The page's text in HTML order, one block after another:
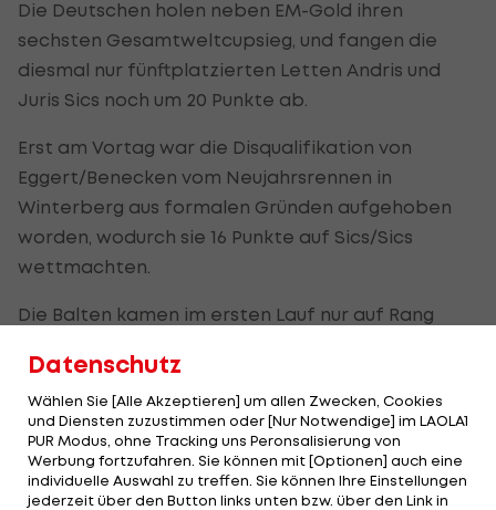
Die Deutschen holen neben EM-Gold ihren
sechsten Gesamtweltcupsieg, und fangen die
diesmal nur fünftplatzierten Letten Andris und
Juris Sics noch um 20 Punkte ab.
Erst am Vortag war die Disqualifikation von
Eggert/Benecken vom Neujahrsrennen in
Winterberg aus formalen Gründen aufgehoben
worden, wodurch sie 16 Punkte auf Sics/Sics
wettmachten.
Die Balten kamen im ersten Lauf nur auf Rang
Plätze war zu wenig, da Eggert/Benecken ihre
Halbzeitführung hielten. Sie siegten 0,113 vor ihren
Landsleuten Tobias Wendl/Tobias Arlt und mit
Martins Bots/Roberts Plume dem anderen Letten-
Duo (+0,249).
Datenschutz
Wählen Sie [Alle Akzeptieren] um allen Zwecken, Cookies
und Diensten zuzustimmen oder [Nur Notwendige] im LAOLA1
PUR Modus, ohne Tracking uns Peronsalisierung von
Werbung fortzufahren. Sie können mit [Optionen] auch eine
individuelle Auswahl zu treffen. Sie können Ihre Einstellungen
jederzeit über den Button links unten bzw. über den Link in